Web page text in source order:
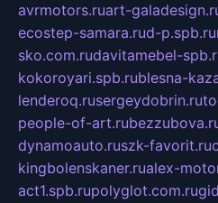
avrmotors.ruart-
ecostep-samara.rud-p.spb.ru
sko.com.rudavitamebel-
kokoroyari.spb.rublesna-
lenderoq.rusergeydobrin.ru
people-of-art.ru
dynamoauto.ruszk-favorit.ru
kingbolenskaner.rualex-
act1.spb.rupolyglot.com.ru